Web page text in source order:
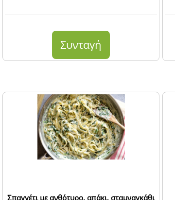
Συνταγή
Σπαγγέτι με ανθότυρο, απάκι, σταμναγκάθι